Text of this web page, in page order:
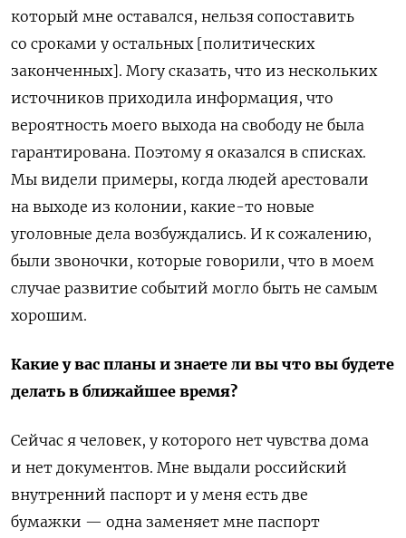
который мне оставался, нельзя сопоставить
со сроками у остальных [политических
законченных]. Могу сказать, что из нескольких
источников приходила информация, что
вероятность моего выхода на свободу не была
гарантирована. Поэтому я оказался в списках.
Мы видели примеры, когда людей арестовали
на выходе из колонии, какие-то новые
уголовные дела возбуждались. И к сожалению,
были звоночки, которые говорили, что в моем
случае развитие событий могло быть не самым
хорошим.
Какие у вас планы и знаете ли вы что вы будете
делать в ближайшее время?
Сейчас я человек, у которого нет чувства дома
и нет документов. Мне выдали российский
внутренний паспорт и у меня есть две
бумажки — одна заменяет мне паспорт